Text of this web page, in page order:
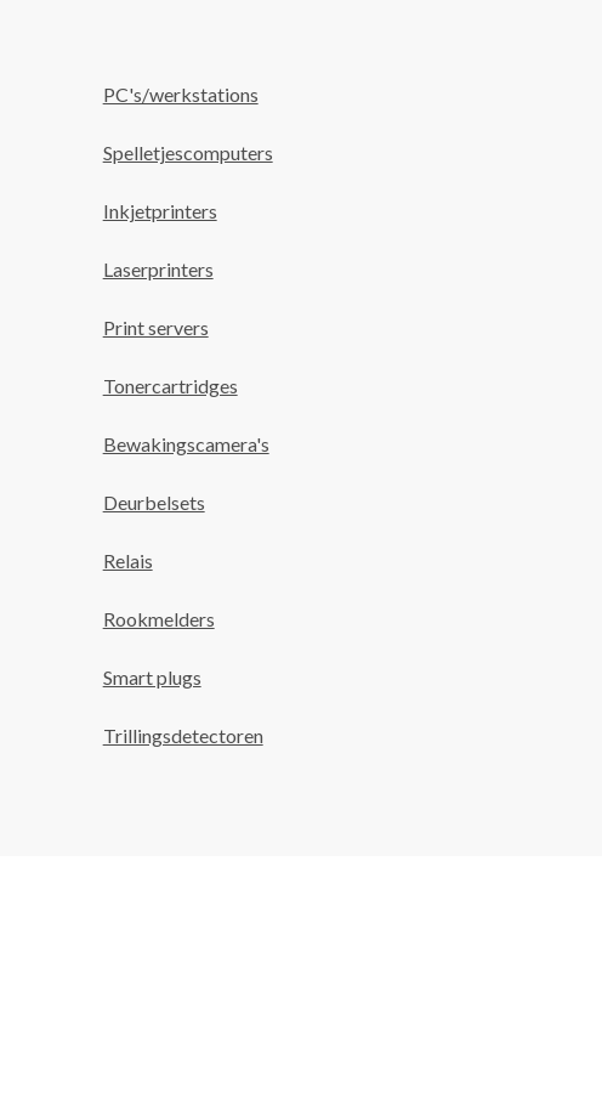
PC's/werkstations
Spelletjescomputers
Inkjetprinters
Laserprinters
Print servers
Tonercartridges
Bewakingscamera's
Deurbelsets
Relais
Rookmelders
Smart plugs
Trillingsdetectoren